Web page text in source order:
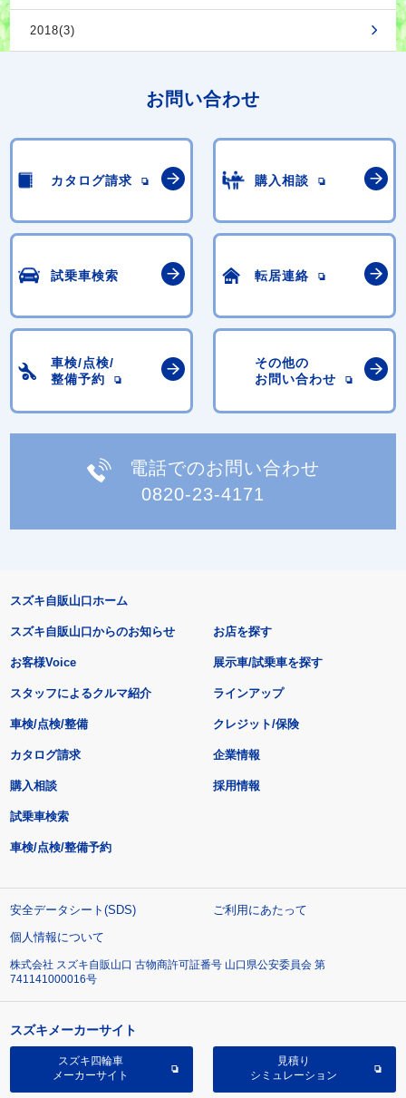
2018(3)
お問い合わせ
カタログ請求 購入相談
試乗車検索 転居連絡
車検/点検/
整備予約
その他の
お問い合わせ
電話でのお問い合わせ
0820-23-4171
スズキ自販山口ホーム
スズキ自販山口からのお知らせ
お客様Voice
スタッフによるクルマ紹介
お店を探す
展示車/試乗車を探す
ラインアップ
車検/点検/整備 クレジット/保険
カタログ請求
購入相談
試乗車検索
車検/点検/整備予約
企業情報
採用情報
安全データシート(SDS)
ご利用にあたって
個人情報について
株式会社 スズキ自販山口 古物商許可証番号 山口県公安委員会 第
741141000016号
スズキメーカーサイト
スズキ四輪車
メーカーサイト
見積り
シミュレーション